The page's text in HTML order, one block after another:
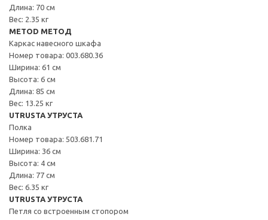
Длина: 70 см
Вес: 2.35 кг
METOD МЕТОД
Каркас навесного шкафа
Номер товара: 003.680.36
Ширина: 61 см
Высота: 6 см
Длина: 85 см
Вес: 13.25 кг
UTRUSTA УТРУСТА
Полка
Номер товара: 503.681.71
Ширина: 36 см
Высота: 4 см
Длина: 77 см
Вес: 6.35 кг
UTRUSTA УТРУСТА
Петля со встроенным стопором